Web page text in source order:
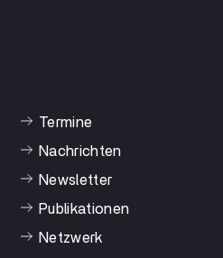
Termine
Nachrichten
Newsletter
Publikationen
Netzwerk